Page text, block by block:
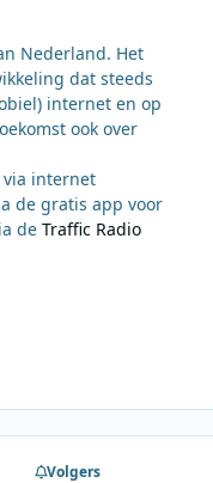
Nederland. Het
dat steeds
internet en op
ook over
via internet
de gratis app voor
de Traffic Radio
Volgers